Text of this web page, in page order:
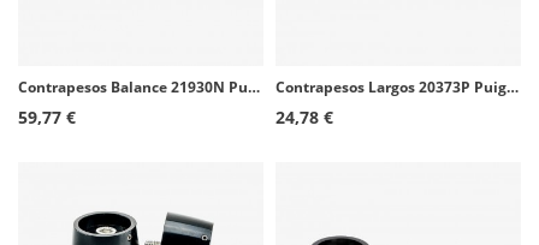
Contrapesos Balance 21930N Puig color Negro con aros para Kawasaki Ninja 1100 SX, Ninja 650, Ninja H2 SX, Versys-X 300, Z650
59,77 €
Contrapesos Largos 20373P Puig color Plata para Honda Forza 125 (21-24), Forza 350 (21-24)
24,78 €